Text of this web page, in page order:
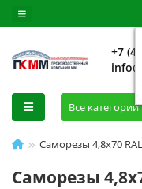
+7
Все категории
Саморезы 4,8х70
Саморезы